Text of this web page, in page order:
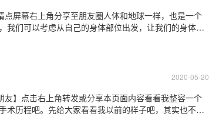
点屏幕右上角分享至朋友圈人体和地球一样，也是一个
我们可以考虑从自己的身体部位出发，让我们的身体资
2020-05-20
友】点击右上角转发或分享本页面内容看看我整容一个
术历程吧。先给大家看看我以前的样子吧，其实也不算